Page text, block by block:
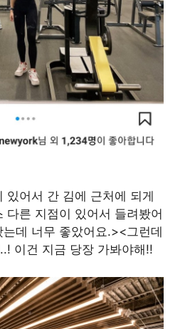
있어서 간 김에 근처에 되게
다른 지점이 있어서 들려봤어
데 너무 좋았어요.><그런데
이건 지금 당장 가봐야해!!